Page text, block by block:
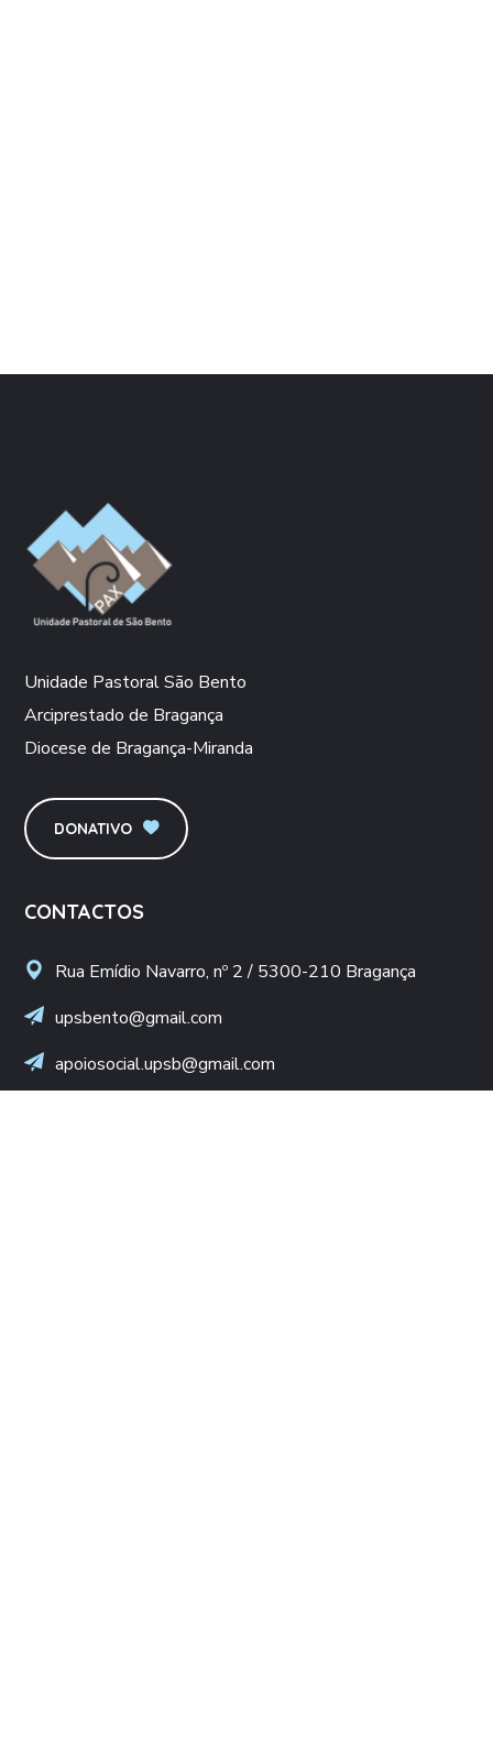
Unidade Pastoral São Bento
Arciprestado de Bragança
Diocese de Bragança-Miranda
DONATIVO
CONTACTOS
Rua Emídio Navarro, nº 2 / 5300-210 Bragança
upsbento@gmail.com
apoiosocial.upsb@gmail.com